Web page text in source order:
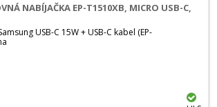
NABÍJAČKA EP-T1510XB, MICRO USB-C,
USB-C 15W + USB-C kabel (EP-